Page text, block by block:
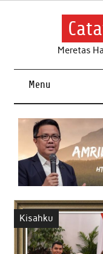
Skip
Meretas
Menu
Kisahku